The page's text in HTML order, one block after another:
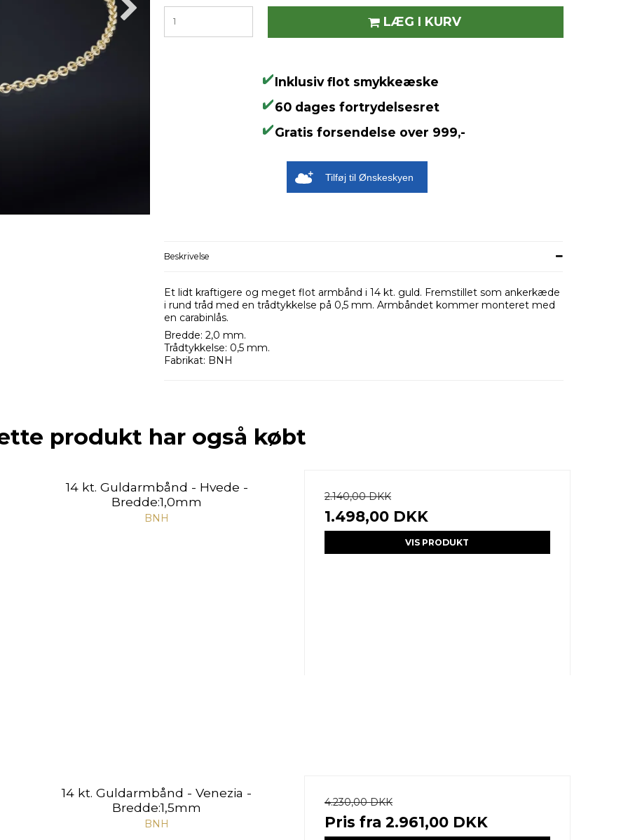
LÆG I KURV
Inklusiv flot smykkeæske
60 dages fortrydelsesret
Gratis forsendelse over 999,-
Tilføj til Ønskeskyen
Beskrivelse
Et lidt kraftigere og meget flot armbånd i 14 kt. guld. Fremstillet som ankerkæde
i rund tråd med en trådtykkelse på 0,5 mm. Armbåndet kommer monteret med
en carabinlås.
Bredde: 2,0 mm.
Trådtykkelse: 0,5 mm.
Fabrikat: BNH
produkt har også købt
14 kt. Guldarmbånd - Hvede -
Bredde:1,0mm
BNH
2.140,00 DKK
1.498,00 DKK
VIS PRODUKT
14 kt. Guldarmbånd - Venezia -
Bredde:1,5mm
BNH
4.230,00 DKK
Pris fra 2.961,00 DKK